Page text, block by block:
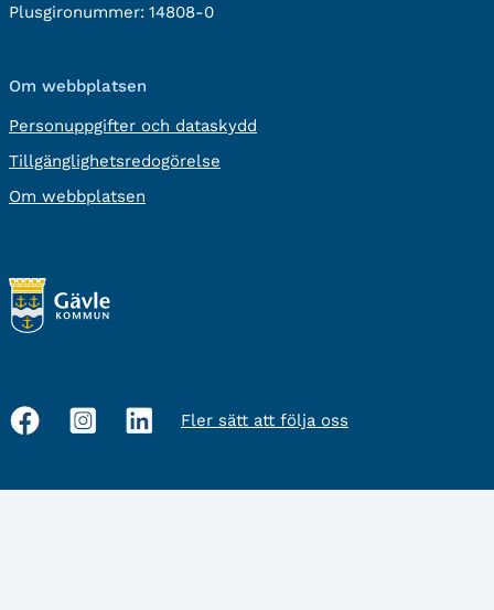
Plusgironummer: 14808-0
Om webbplatsen
Personuppgifter och dataskydd
Tillgänglighetsredogörelse
Om webbplatsen
Sociala
Fler sätt att följa oss